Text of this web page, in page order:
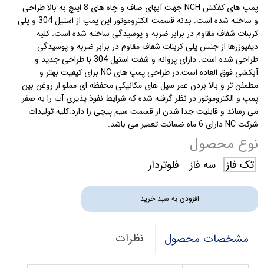
پمپ های کفکش NCH جهت آبهای صاف و چاه های 8 اینچ به بالا طراحی
و ساخته شده است. بدنه قسمت الکتروموتور این پمپ از استیل 304 و پلی
کربنات شفاف مقاوم در برابر ضربه و پوسیدگی ساخته شده است. کلیه
دیفیوزرها از جنس پلی کربنات شفاف مقاوم در برابر ضربه و پوسیدگی
طراحی شده است. دارای پروانه و شفت استیل 304 با طراحی جدید و
آبکشی فوق العاده است.در طراحی پمپ های NC برای کیفیت بهتر و
مطمئن تر و بالا بردن عمر سیل های مکانیکی محفظه ای مملو از روغن بین
پمپ و الکتروموتور در نظر گرفته شده که شرایط نفوذ پذیری آب را به صفر
می رساند و قابلیت جدا شدن از قسمت سیم پیچی را دارد.کلیه تولیدات
شرکت NC دارای 6 ماه ضمانت تعمیر می باشد.
نوع محصول
تک فاز سه فاز فلوتردار
افزودن به سبد خرید
مشخصات محصول نظرات